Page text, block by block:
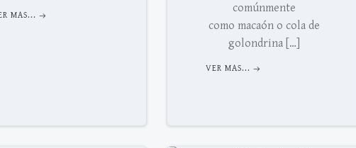
MAS...
comúnmente
como macaón o cola de
golondrina […]
VER MAS...